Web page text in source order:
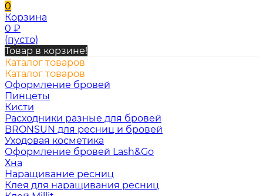
0
Корзина
0 ₽
(пусто)
Товар в корзине!
Каталог товаров
Каталог товаров
Оформление бровей
Пинцеты
Кисти
Расходники разные для бровей
BRONSUN для ресниц и бровей
Уходовая косметика
Оформление бровей Lash&Go
Хна
Наращивание ресниц
Клея для наращивания ресниц